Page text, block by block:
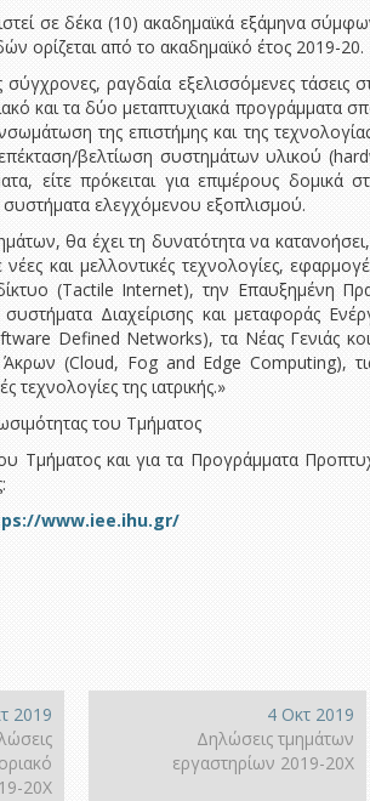
σε δέκα (10) ακαδημαϊκά εξάμηνα
ορίζεται από το ακαδημαϊκό έτος 2019-20.
ραγδαία εξελισσόμενες τάσεις
και τα δύο μεταπτυχιακά προγράμματα
της επιστήμης και της
βελτίωση συστημάτων υλικού
είτε πρόκειται για επιμέρους δομικά
συστήματα ελεγχόμενου εξοπλισμού.
θα έχει τη δυνατότητα να
και μελλοντικές τεχνολογίες,
(Tactile Internet), την Επαυξημένη
Διαχείρισης και μεταφοράς
Defined Networks), τα Νέας Γενιάς
(Cloud, Fog and Edge Computing),
της ιατρικής.»
του Τμήματος
Τμήματος και για τα Προγράμματα
www.iee.ihu.gr/
2019
20Χ
4 Οκτ 2019
Δηλώσεις τμημάτων
εργαστηρίων 2019-20Χ